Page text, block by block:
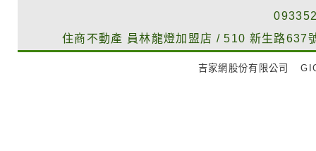
住商不動產 員林龍燈加盟店 /510 新生路637
吉家網股份有限公司